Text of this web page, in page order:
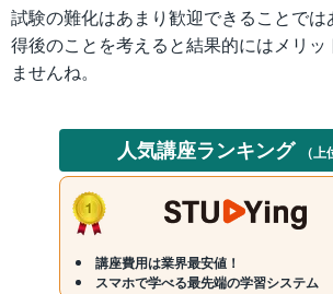
試験の難化はあまり歓迎できることでは
得後のことを考えると結果的にはメリ
ませんね。
人気講座ランキング （上
講座費用は業界最安値！
スマホで学べる最先端の学習システム